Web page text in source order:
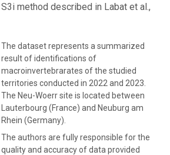
method described in Labat et al.,
The dataset represents a summarized
result of identifications of
macroinvertebrarates of the studied
territories conducted in 2022 and 2023.
The Neu-Woerr site is located between
Lauterbourg (France) and Neuburg am
Rhein (Germany).
The authors are fully responsible for the
quality and accuracy of data provided